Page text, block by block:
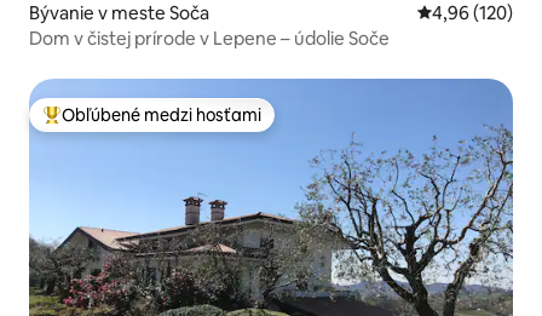
Bývanie v meste Soča Priemerné
4,96 (120)
Dom v čistej prírode v Lepene – údolie Soče
Najobľúbenejšie medzi hosťami
Obľúbené medzi hosťami